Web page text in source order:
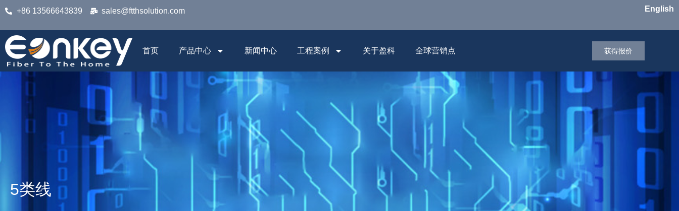
+86 13566643839 sales@ftthsolution.com English
首页 产品中心 新闻中心 工程案例 关于盈科 全球营销点 获得报价
5类线